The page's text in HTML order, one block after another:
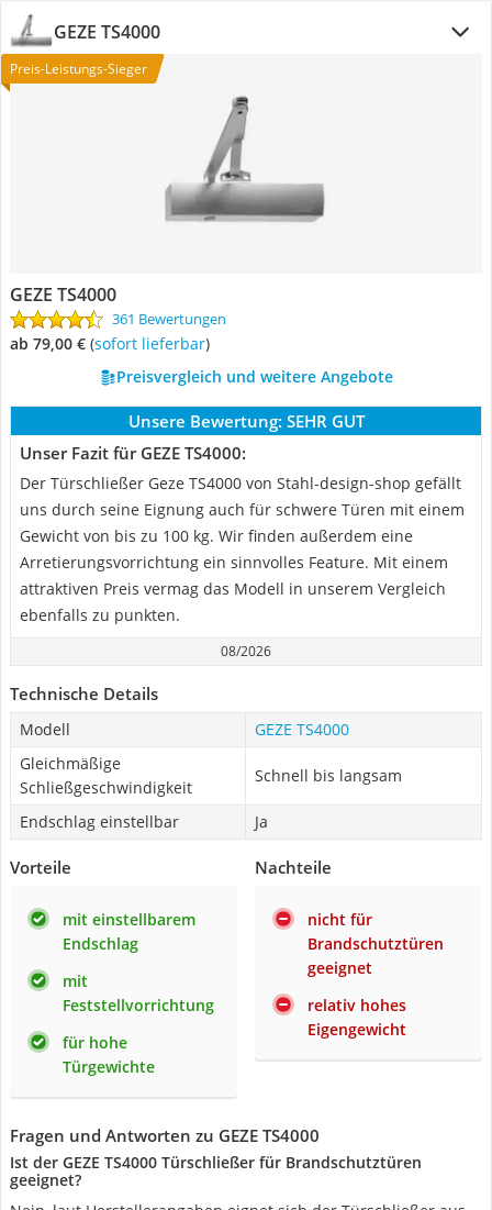
GEZE TS4000
Preis-Leistungs-Sieger
GEZE TS4000
361 Bewertungen
ab 79,00 € ( Sofort lieferbar)
Preisvergleich und weitere Angebote
Unsere Bewertung: SEHR GUT
Unser Fazit für GEZE TS4000:
Der Türschließer Geze TS4000 von Stahl-design-shop gefällt
uns durch seine Eignung auch für schwere Türen mit einem
Gewicht von bis zu 100 kg. Wir finden außerdem eine
Arretierungsvorrichtung ein sinnvolles Feature. Mit einem
attraktiven Preis vermag das Modell in unserem Vergleich
ebenfalls zu punkten.
08/2026
Technische Details
Modell
GEZE TS4000
Gleichmäßige
Schließgeschwindigkeit
Schnell bis langsam
Endschlag einstellbar Ja
Vorteile
mit einstellbarem
Endschlag
mit
Feststellvorrichtung
für hohe
Türgewichte
Nachteile
nicht für
Brandschutztüren
geeignet
relativ hohes
Eigengewicht
Fragen und Antworten zu GEZE TS4000
Ist der GEZE TS4000 Türschließer für Brandschutztüren
geeignet?